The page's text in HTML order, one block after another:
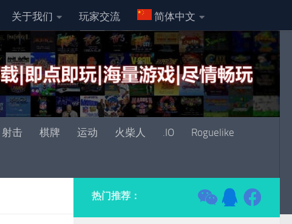
关于我们 玩家交流 简体中文
射击 棋牌 运动 火柴人 .IO Roguelike
热门推荐：